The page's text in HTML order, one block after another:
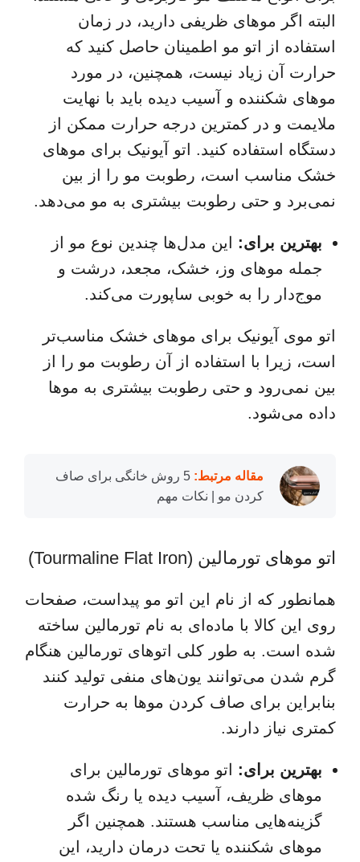
البته اگر موهای ظریفی دارید، در زمان
استفاده از اتو مو اطمینان حاصل کنید که
حرارت آن زیاد نیست، همچنین، در مورد
موهای شکننده و آسیب دیده باید با نهایت
ملایمت و در کمترین درجه حرارت ممکن از
دستگاه استفاده کنید. اتو آیونیک برای موهای
خشک مناسب است، رطوبت مو را از بین
نمی‌برد و حتی رطوبت بیشتری به مو می‌دهد.
بهترین برای: این مدل‌ها چندین نوع مو از
جمله موهای وز، خشک، مجعد، درشت و
موج‌دار را به خوبی ساپورت می‌کند.
اتو موی آیونیک برای موهای خشک مناسب‌تر
است، زیرا با استفاده از آن رطوبت مو را از
بین نمی‌رود و حتی رطوبت بیشتری به موها
داده می‌شود.
مقاله مرتبط:
5 روش خانگی برای صاف
کردن مو | نکات مهم
اتو موهای تورمالین (Tourmaline Flat Iron)
همانطور که از نام این اتو مو پیداست، صفحات
روی این کالا با ماده‌ای به نام تورمالین ساخته
شده است. به طور کلی اتوهای تورمالین هنگام
گرم شدن می‌توانند یون‌های منفی تولید کنند
بنابراین برای صاف کردن موها به حرارت
کمتری نیاز دارند.
بهترین برای: اتو موهای تورمالین برای
موهای ظریف، آسیب دیده یا رنگ شده
گزینه‌هایی مناسب هستند. همچنین اگر
موهای شکننده یا تحت درمان دارید، این